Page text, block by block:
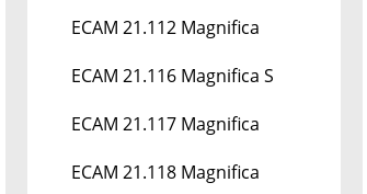
ECAM 21.112 Magnifica
ECAM 21.116 Magnifica S
ECAM 21.117 Magnifica
ECAM 21.118 Magnifica